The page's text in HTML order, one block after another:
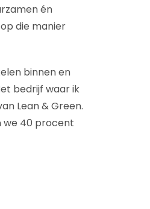
én
die manier
binnen en
bedrijf waar ik
Lean & Green.
we 40 procent